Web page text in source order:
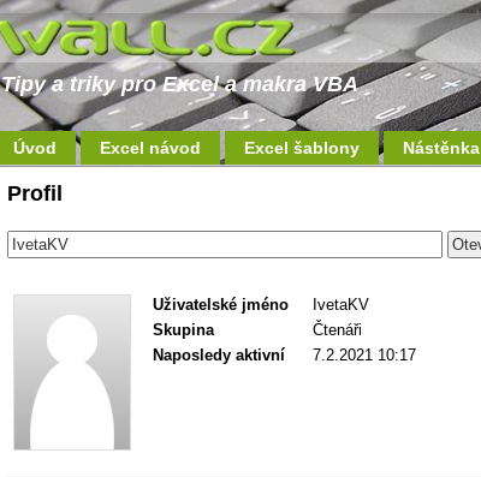
Tipy a triky pro Excel a makra VBA
Úvod Excel návod Excel šablony Nástěnka
Profil
Uživatelské jméno
IvetaKV
Skupina
Čtenáři
Naposledy aktivní
7.2.2021 10:17